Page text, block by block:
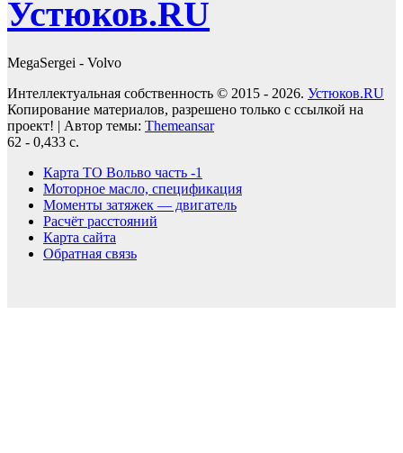
Устюков.RU
MegaSergei - Volvo
Интеллектуальная собственность © 2015 - 2026. Устюков.RU
Копирование материалов, разрешено только с ссылкой на
проект! | Автор темы: Themeansar
62 - 0,433 с.
Карта ТО Вольво часть -1
Моторное масло, спецификация
Моменты затяжек — двигатель
Расчёт расстояний
Карта сайта
Обратная связь